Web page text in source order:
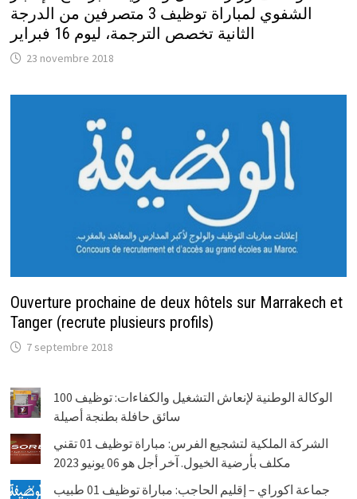
الشفوي لمباراة توظيف 3 متصرفين من الدرجة
الثانية تخصص الترجمة، ليوم 16 فبراير
23 novembre 2018
Ouverture prochaine de deux hôtels sur Marrakech et
Tanger (recrute plusieurs profils)
7 septembre 2018
الوكالة الوطنية لإنعاش التشغيل والكفاءات: توظيف 100
سائق حافلة بطنجة أصيلة
الشركة الملكية لتشجيع الفرس: مباراة توظيف 01 تقني
مكلف بأرضية الخيول. آخر أجل هو 06 يونيو 2023
جماعة اكوراي – إقليم الحاجب: مباراة توظيف 01 طبيب